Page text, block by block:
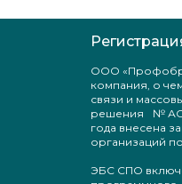
ООО
компания, о
связи и
решения № АО-
года внесена
организаций
ЭБС СПО